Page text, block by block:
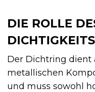
DIE ROLLE
Der Dichtring dient
metallischen
und muss sowohl